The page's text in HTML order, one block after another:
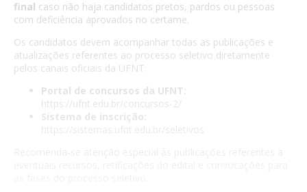
final caso não haja candidatos pretos, pardos ou pessoas
com deficiência aprovados no certame.
Os candidatos devem acompanhar todas as publicações e
atualizações referentes ao processo seletivo diretamente
pelos canais oficiais da UFNT:
Portal de concursos da UFNT:
https://ufnt.edu.br/concursos-2/
Sistema de inscrição:
https://sistemas.ufnt.edu.br/seletivos